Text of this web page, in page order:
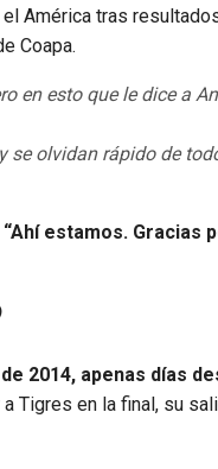
América tras
Coapa.
en esto que le dice a
se olvidan rápido de
estamos. Gracias
2014, apenas días
Tigres en la final, su